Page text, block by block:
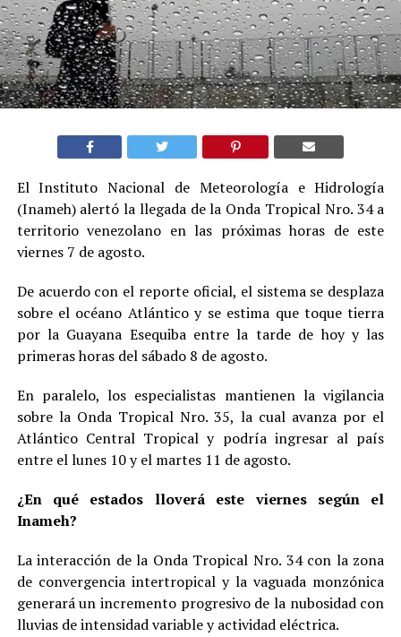
El Instituto Nacional de Meteorología e Hidrología
(Inameh) alertó la llegada de la Onda Tropical Nro. 34 a
territorio venezolano en las próximas horas de este
viernes 7 de agosto.
De acuerdo con el reporte oficial, el sistema se desplaza
sobre el océano Atlántico y se estima que toque tierra
por la Guayana Esequiba entre la tarde de hoy y las
primeras horas del sábado 8 de agosto.
En paralelo, los especialistas mantienen la vigilancia
sobre la Onda Tropical Nro. 35, la cual avanza por el
Atlántico Central Tropical y podría ingresar al país
entre el lunes 10 y el martes 11 de agosto.
¿En qué estados lloverá este viernes según el
Inameh?
La interacción de la Onda Tropical Nro. 34 con la zona
de convergencia intertropical y la vaguada monzónica
generará un incremento progresivo de la nubosidad con
lluvias de intensidad variable y actividad eléctrica.